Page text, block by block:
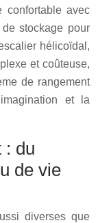
confortable avec
stockage pour
hélicoïdal,
et coûteuse,
de rangement
et la
: du
de vie
diverses que